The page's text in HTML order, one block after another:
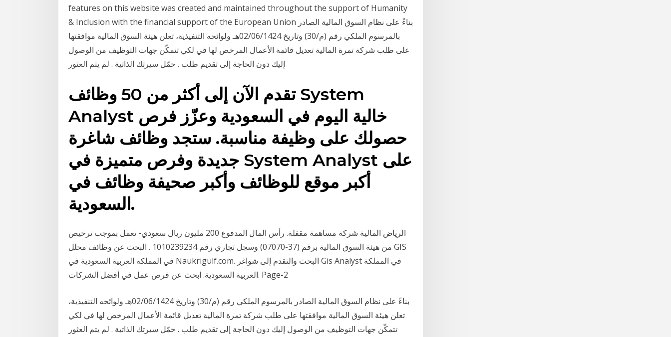
features on this website was created and maintained throughout the support of Humanity
& Inclusion with the financial support of the European Union بناءً على نظام السوق المالية الصادر
بالمرسوم الملكي رقم (م/30) وتاريخ 02/06/1424هـ ولوائحه التنفيذية، تعلن هيئة السوق المالية موافقتها
على طلب شركة تمرة المالية تعديل قائمة الأعمال المرخص لها في لكي تتمكّن جهات التوظيف من الوصول
إليك دون الحاجة إلى تقديم طلب . حمّل سيرتك الذاتية . لم يتم العثور
تقدم الآن إلى أكثر من 50 وظائف System
Analyst خالية اليوم في السعودية وعزّز فرص
حصولك على وظيفة مناسبة. ستجد وظائف شاغرة
جديدة وفرص متميزة في System Analyst على
أكبر موقع للوظائف وأكبر صحيفة وظائف في
السعودية.
الرياض المالية شركة مساهمة مقفلة. رأس المال المدفوع 200 مليون ريال سعودي- تعمل بموجب ترخيص
من هيئة السوق المالية برقم (37-07070) وسجل تجاري رقم 1010239234 . البحث عن وظائف محلل GIS
في المملكة العربية السعودية في Naukrigulf.com. البحث والتقدم إلى شواغر Gis Analyst في المملكة
العربية السعودية. ابحث عن فرص عمل في أفضل الشركات. Page-2
بناءً على نظام السوق المالية الصادر بالمرسوم الملكي رقم (م/30) وتاريخ 02/06/1424هـ ولوائحه التنفيذية،
تعلن هيئة السوق المالية موافقتها على طلب شركة تمرة المالية تعديل قائمة الأعمال المرخص لها في لكي
تتمكّن جهات التوظيف من الوصول إليك دون الحاجة إلى تقديم طلب . حمّل سيرتك الذاتية . لم يتم العثور